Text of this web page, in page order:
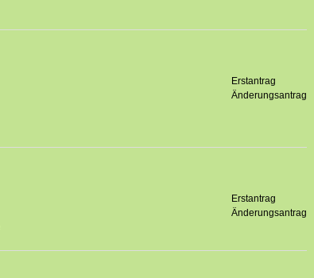
Erstantrag
Änderungsantrag
Erstantrag
Änderungsantrag